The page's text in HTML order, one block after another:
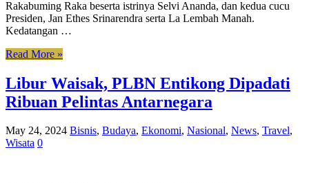
Rakabuming Raka beserta istrinya Selvi Ananda, dan kedua cucu
Presiden, Jan Ethes Srinarendra serta La Lembah Manah.
Kedatangan …
Read More »
Libur Waisak, PLBN Entikong Dipadati
Ribuan Pelintas Antarnegara
May 24, 2024 Bisnis, Budaya, Ekonomi, Nasional, News, Travel,
Wisata 0